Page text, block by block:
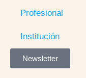
Profesional
Institución
Newsletter